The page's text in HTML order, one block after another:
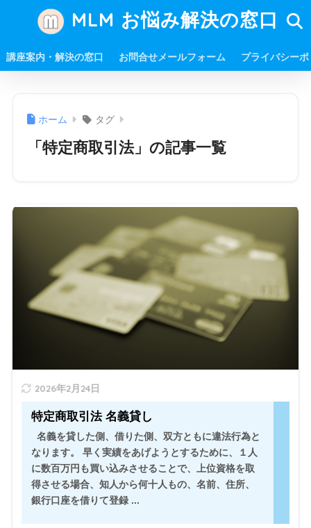
MLM お悩み解決の窓口
講座案内・解決の窓口 お問合せメールフォーム プライバシー
ホーム タグ
「特定商取引法」の記事一覧
名義を貸した側、借りた側、双方ともに違法行為となり
ます。 早く実績をあげようとするために、１人に数百万
円も買い込みさせることで、上位資格を取得させる場
合、知人から何十人もの、名前、住所、銀行口座を借り
て登録 ...
" width="520" height="300" />
2026年2月24日
特定商取引法 名義貸し
名義を貸した側、借りた側、双方ともに違法行為と
なります。 早く実績をあげようとするために、１人
に数百万円も買い込みさせることで、上位資格を取
得させる場合、知人から何十人もの、名前、住所、
銀行口座を借りて登録 ...